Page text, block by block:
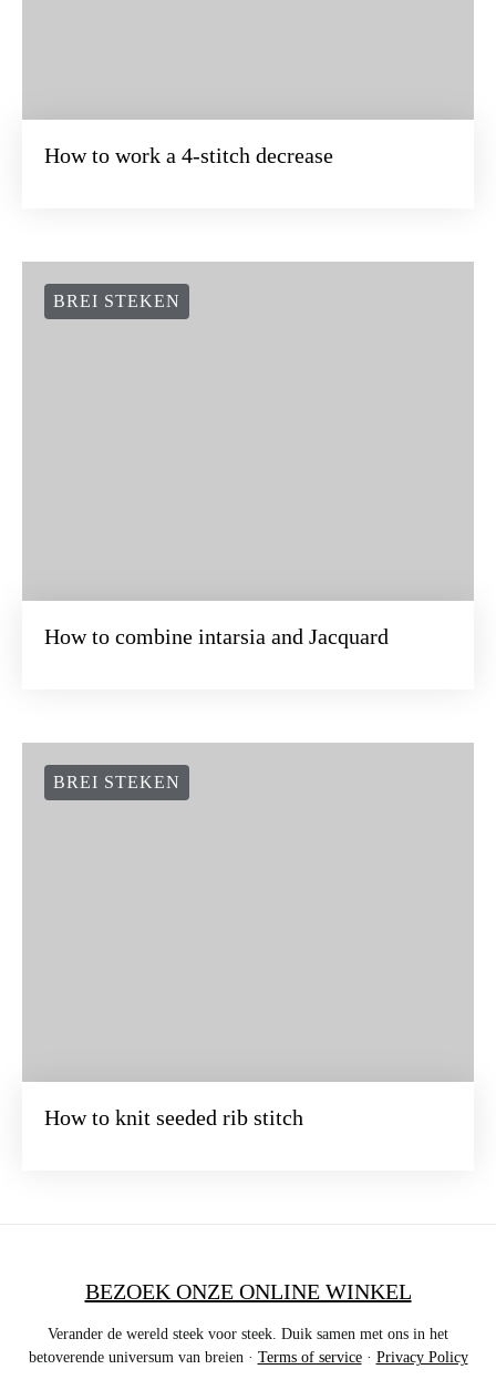
How to work a 4-stitch decrease
BREI STEKEN
How to combine intarsia and Jacquard
BREI STEKEN
How to knit seeded rib stitch
BEZOEK ONZE ONLINE WINKEL
Verander de wereld steek voor steek. Duik samen met ons in het
betoverende universum van breien · Terms of service· Privacy Policy